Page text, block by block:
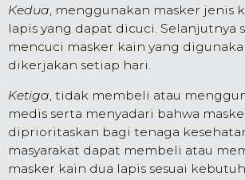
Kedua , menggunakan masker jenis
lapis yang dapat dicuci. Selanjutnya
mencuci masker kain yang
dikerjakan setiap hari.
Ketiga, tidak membeli atau
medis serta menyadari bahwa
diprioritaskan bagi tenaga
masyarakat dapat membeli atau
masker kain dua lapis sesuai